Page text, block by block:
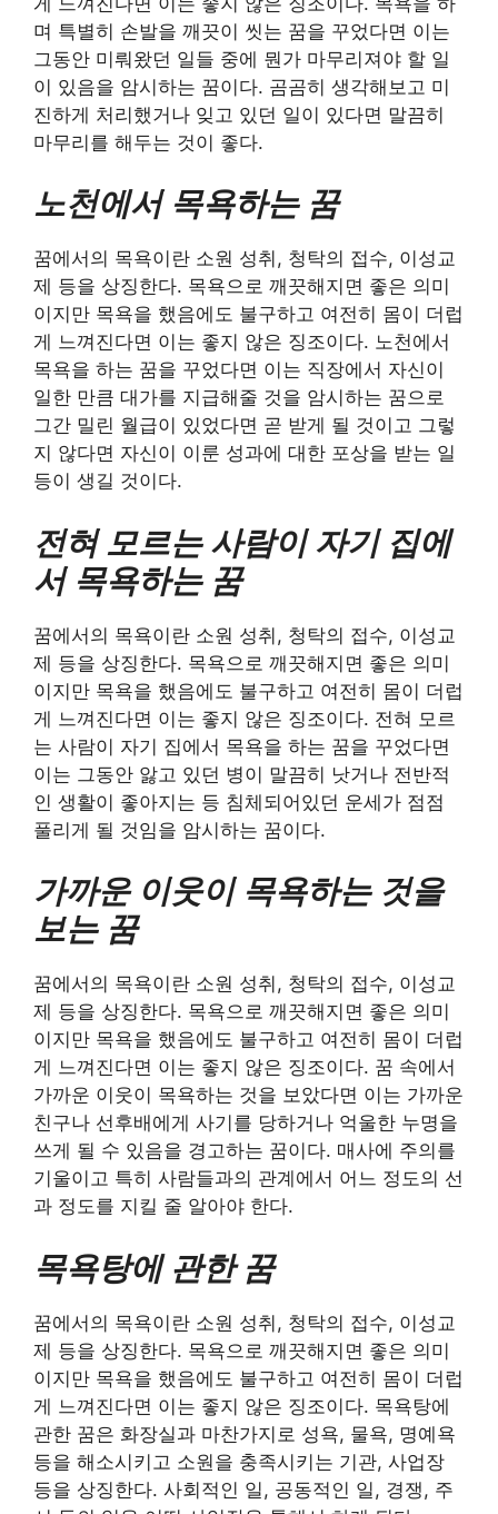
며 특별히 손발을 깨끗이 씻는 꿈을 꾸었다면 이는
그동안 미뤄왔던 일들 중에 뭔가 마무리져야 할 일
이 있음을 암시하는 꿈이다. 곰곰히 생각해보고 미
진하게 처리했거나 잊고 있던 일이 있다면 말끔히
마무리를 해두는 것이 좋다.
노천에서 목욕하는 꿈
꿈에서의 목욕이란 소원 성취, 청탁의 접수, 이성교
제 등을 상징한다. 목욕으로 깨끗해지면 좋은 의미
이지만 목욕을 했음에도 불구하고 여전히 몸이 더럽
게 느껴진다면 이는 좋지 않은 징조이다. 노천에서
목욕을 하는 꿈을 꾸었다면 이는 직장에서 자신이
일한 만큼 대가를 지급해줄 것을 암시하는 꿈으로
그간 밀린 월급이 있었다면 곧 받게 될 것이고 그렇
지 않다면 자신이 이룬 성과에 대한 포상을 받는 일
등이 생길 것이다.
전혀 모르는 사람이 자기 집에
서 목욕하는 꿈
꿈에서의 목욕이란 소원 성취, 청탁의 접수, 이성교
제 등을 상징한다. 목욕으로 깨끗해지면 좋은 의미
이지만 목욕을 했음에도 불구하고 여전히 몸이 더럽
게 느껴진다면 이는 좋지 않은 징조이다. 전혀 모르
는 사람이 자기 집에서 목욕을 하는 꿈을 꾸었다면
이는 그동안 앓고 있던 병이 말끔히 낫거나 전반적
인 생활이 좋아지는 등 침체되어있던 운세가 점점
풀리게 될 것임을 암시하는 꿈이다.
가까운 이웃이 목욕하는 것을
보는 꿈
꿈에서의 목욕이란 소원 성취, 청탁의 접수, 이성교
제 등을 상징한다. 목욕으로 깨끗해지면 좋은 의미
이지만 목욕을 했음에도 불구하고 여전히 몸이 더럽
게 느껴진다면 이는 좋지 않은 징조이다. 꿈 속에서
가까운 이웃이 목욕하는 것을 보았다면 이는 가까운
친구나 선후배에게 사기를 당하거나 억울한 누명을
쓰게 될 수 있음을 경고하는 꿈이다. 매사에 주의를
기울이고 특히 사람들과의 관계에서 어느 정도의 선
과 정도를 지킬 줄 알아야 한다.
목욕탕에 관한 꿈
꿈에서의 목욕이란 소원 성취, 청탁의 접수, 이성교
제 등을 상징한다. 목욕으로 깨끗해지면 좋은 의미
이지만 목욕을 했음에도 불구하고 여전히 몸이 더럽
게 느껴진다면 이는 좋지 않은 징조이다. 목욕탕에
관한 꿈은 화장실과 마찬가지로 성욕, 물욕, 명예욕
등을 해소시키고 소원을 충족시키는 기관, 사업장
등을 상징한다. 사회적인 일, 공동적인 일, 경쟁, 주